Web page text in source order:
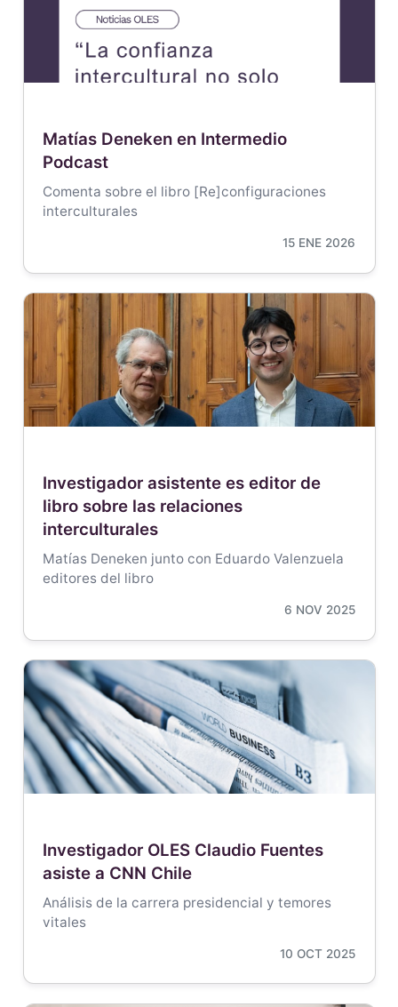
Matías Deneken en Intermedio
Podcast
Comenta sobre el libro [Re]configuraciones
interculturales
15 ENE 2026
Investigador asistente es editor de
libro sobre las relaciones
interculturales
Matías Deneken junto con Eduardo Valenzuela
editores del libro
6 NOV 2025
Investigador OLES Claudio Fuentes
asiste a CNN Chile
Análisis de la carrera presidencial y temores
vitales
10 OCT 2025